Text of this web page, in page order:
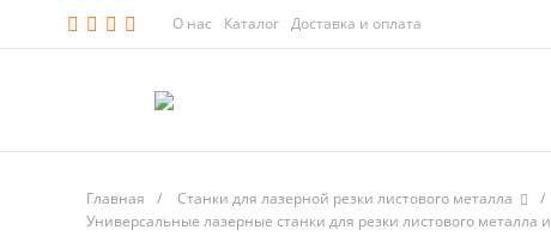
О нас Каталог Доставка и оплата
Главная / Станки для лазерной резки листового металла /
Универсальные лазерные станки для резки листового металла